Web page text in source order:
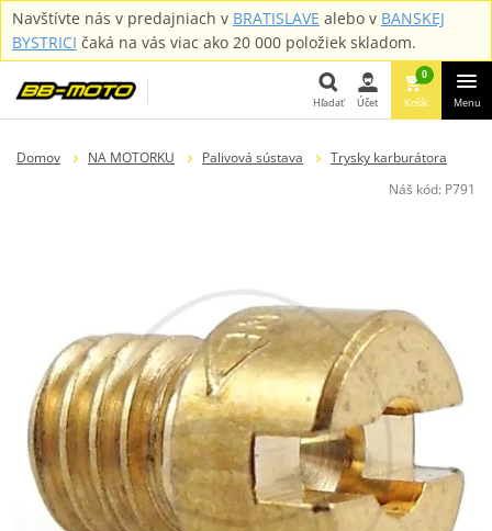
Navštívte nás v predajniach v BRATISLAVE alebo v BANSKEJ
BYSTRICI čaká na vás viac ako 20 000 položiek skladom.
Hľadať
Hľadať Účet
0
Košík Menu
Domov NA MOTORKU Palivová sústava
Trysky karburátora
Náš kód: P791